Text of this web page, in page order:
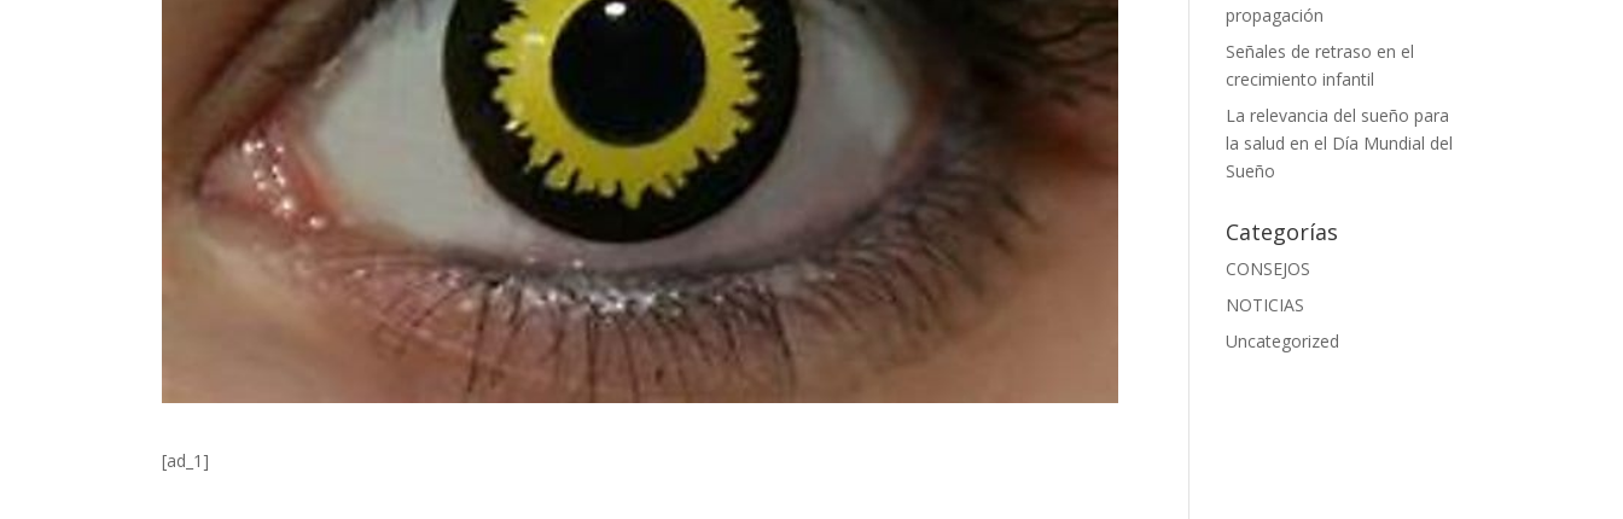
[ad_1]
propagación
Señales de retraso en el
crecimiento infantil
La relevancia del sueño para
la salud en el Día Mundial del
Sueño
Categorías
CONSEJOS
NOTICIAS
Uncategorized